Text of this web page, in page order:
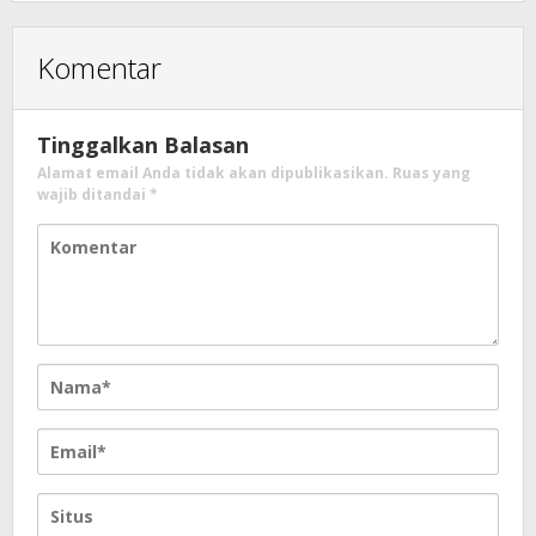
Komentar
Tinggalkan Balasan
Alamat email Anda tidak akan dipublikasikan. Ruas yang
wajib ditandai *